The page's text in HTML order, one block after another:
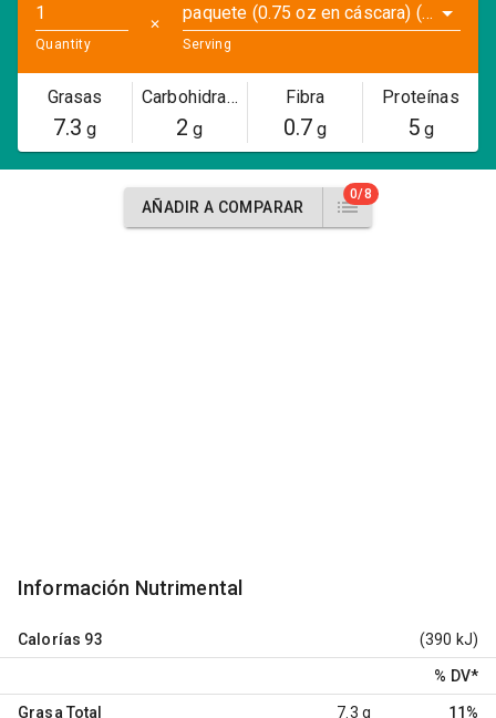
Quantity
✕
paquete (0.75 oz en cáscara) (0.5 oz)
Serving
Grasas
7.3 g
Carbohidratos
2 g
Fibra
0.7g
Proteínas
5g
AÑADIR A COMPARAR
0/8
Información Nutrimental
Calorías 93 (390 kJ)
% DV*
Grasa Total 7.3 g 11%